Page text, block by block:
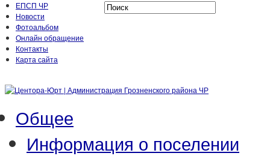
ЕПСП ЧР
Новости
Фотоальбом
Онлайн обращение
Контакты
Карта сайта
Общее
Информация о поселении